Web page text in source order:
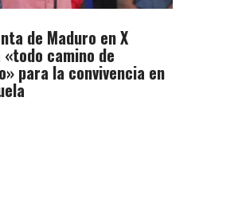
de Maduro en X
«todo camino de
para la convivencia en